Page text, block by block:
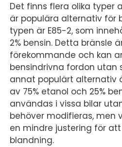
Det finns flera olika typer
är populära alternativ för
typen är E85-2, som
2% bensin. Detta bränsle
förekommande och kan
bensindrivna fordon utan
annat populärt alternativ
av 75% etanol och 25%
användas i vissa bilar
behöver modifieras, men
en mindre justering för
blandning.